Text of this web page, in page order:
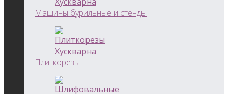
Машины бурильные и стенды
Плиткорезы